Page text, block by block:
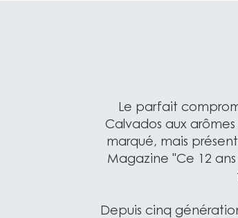
Le parfait
Calvados aux
marqué, mais
Magazine "Ce 12
Depuis cinq